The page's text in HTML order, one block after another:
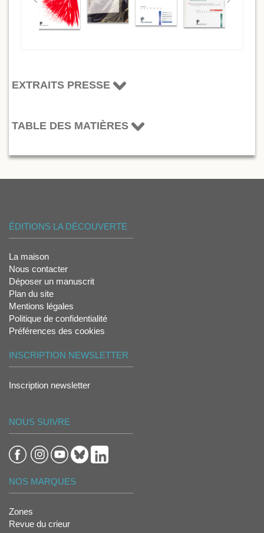
EXTRAITS PRESSE
TABLE DES MATIÈRES
ÉDITIONS LA DÉCOUVERTE
La maison
Nous contacter
Déposer un manuscrit
Plan du site
Mentions légales
Politique de confidentialité
Préférences des cookies
INSCRIPTION NEWSLETTER
Inscription newsletter
NOUS SUIVRE
NOS MARQUES
Zones
Revue du crieur